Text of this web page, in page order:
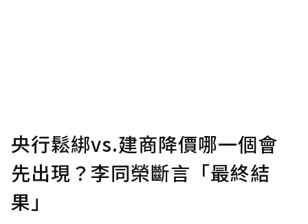
央行鬆綁vs.建商降價哪一個會
先出現？李同榮斷言「最終結
果」